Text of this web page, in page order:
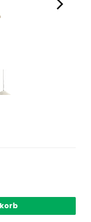
in Naturfarbe Light